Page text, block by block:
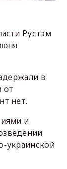
Рустэм
в
от
нет.
и
украинской